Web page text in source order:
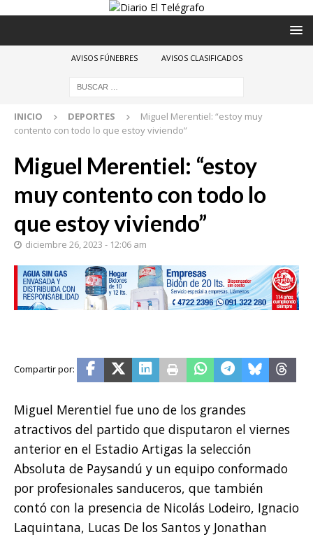
AVISOS FÚNEBRES AVISOS CLASIFICADOS
INICIO DEPORTES
Miguel Merentiel: “estoy muy
contento con todo lo que estoy viviendo”
Miguel Merentiel: “estoy
muy contento con todo lo
que estoy viviendo”
diciembre 26, 2023 - 12:06 am
Miguel Merentiel fue uno de los grandes
atractivos del partido que disputaron el viernes
anterior en el Estadio Artigas la selección
Absoluta de Paysandú y un equipo conformado
por profesionales sanduceros, que también
contó con la presencia de Nicolás Lodeiro, Ignacio
Laquintana, Lucas De los Santos y Jonathan